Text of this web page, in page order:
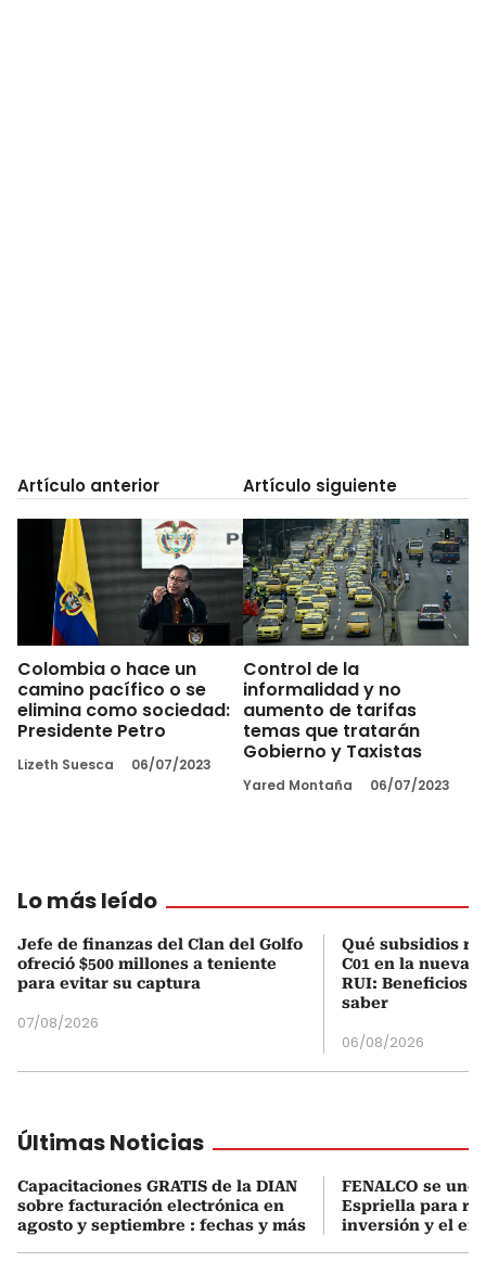
Artículo anterior
Colombia o hace un
camino pacífico o se
elimina como sociedad:
Presidente Petro
Lizeth Suesca 06/07/2023
Artículo siguiente
Control de la
informalidad y no
aumento de tarifas
temas que tratarán
Gobierno y Taxistas
Yared Montaña 06/07/2023
Lo más leído
Jefe de finanzas del Clan del Golfo
ofreció $500 millones a teniente
para evitar su captura
07/08/2026
Qué subsidios
C01 en la nueva
RUI: Beneficios
saber
06/08/2026
Últimas Noticias
Capacitaciones GRATIS de la DIAN
sobre facturación electrónica en
agosto y septiembre : fechas y más
FENALCO se une
Espriella para
inversión y el